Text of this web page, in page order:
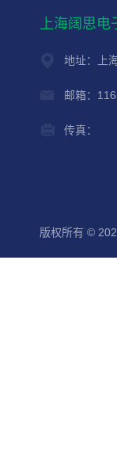
上海阔思电
地址：上
邮箱：
传真：
版权所有 ©